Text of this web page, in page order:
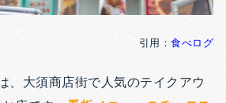
引用： 食べログ
、大須商店街で人気のテイクアウ